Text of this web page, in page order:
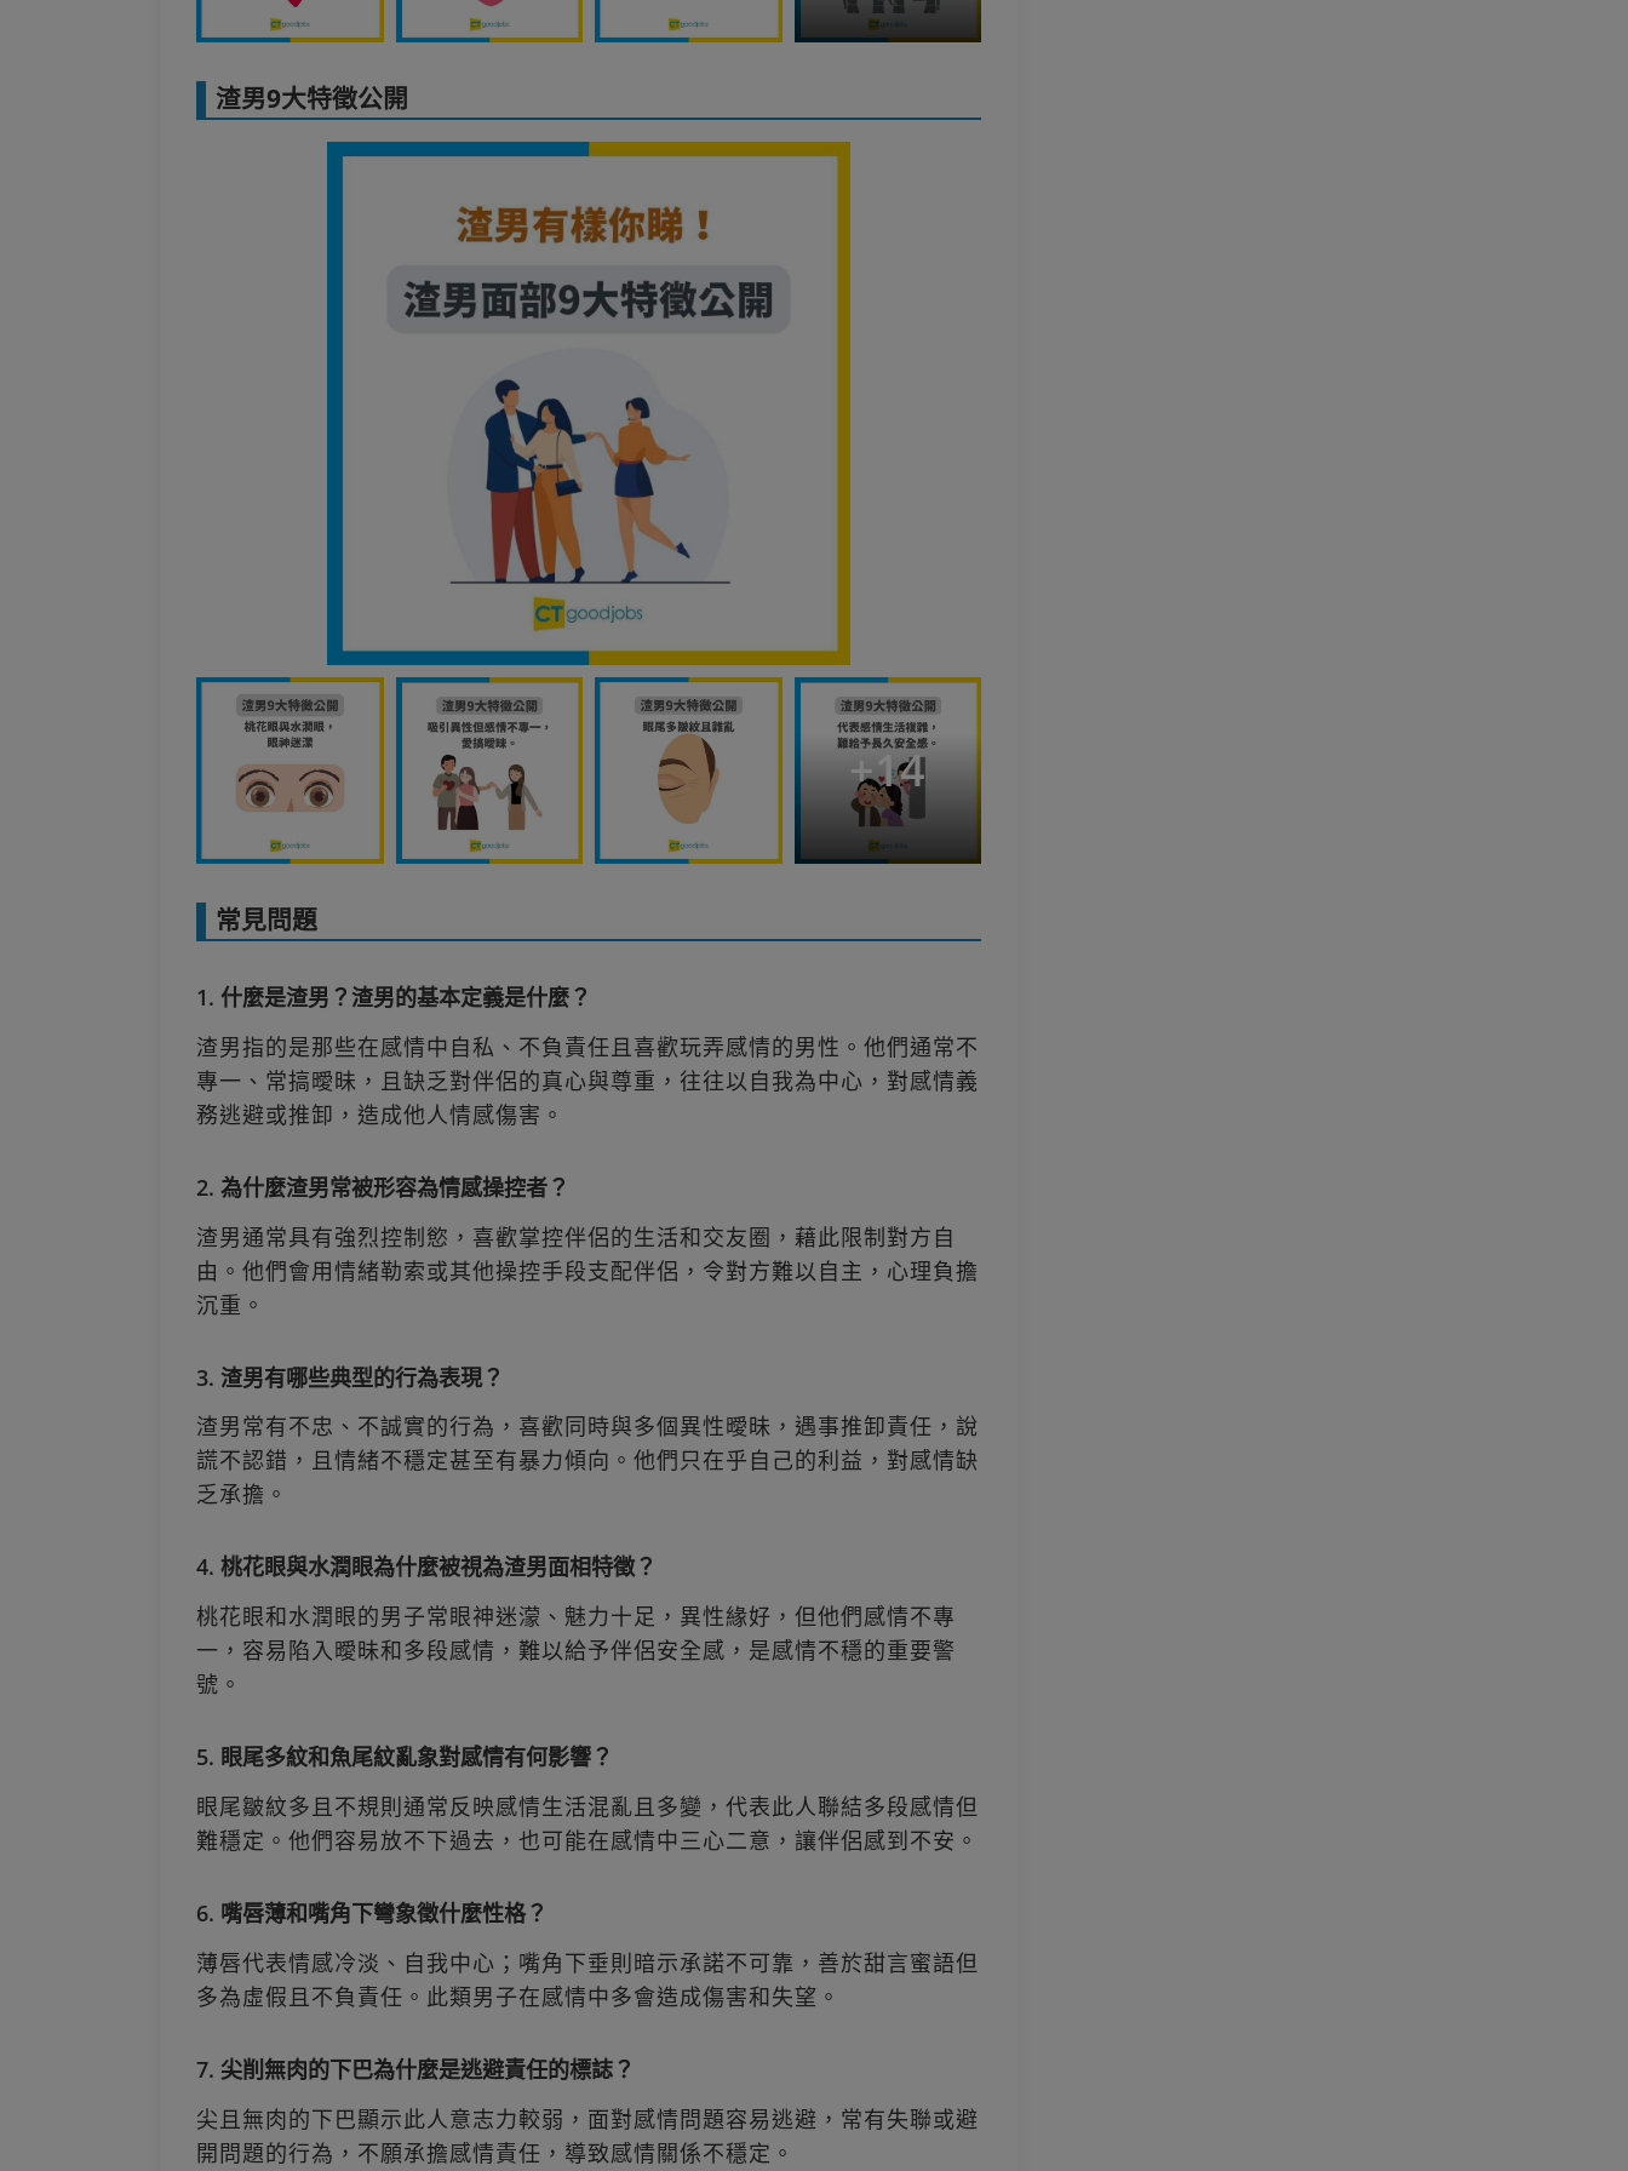
渣男9大特徵公開
+14
常見問題
1. 什麼是渣男？渣男的基本定義是什麼？
渣男指的是那些在感情中自私、不負責任且喜歡玩弄感情的男性。他們通常不
專一、常搞曖昧，且缺乏對伴侶的真心與尊重，往往以自我為中心，對感情義
務逃避或推卸，造成他人情感傷害。
2. 為什麼渣男常被形容為情感操控者？
渣男通常具有強烈控制慾，喜歡掌控伴侶的生活和交友圈，藉此限制對方自
由。他們會用情緒勒索或其他操控手段支配伴侶，令對方難以自主，心理負擔
沉重。
3. 渣男有哪些典型的行為表現？
渣男常有不忠、不誠實的行為，喜歡同時與多個異性曖昧，遇事推卸責任，說
謊不認錯，且情緒不穩定甚至有暴力傾向。他們只在乎自己的利益，對感情缺
乏承擔。
4. 桃花眼與水潤眼為什麼被視為渣男面相特徵？
桃花眼和水潤眼的男子常眼神迷濛、魅力十足，異性緣好，但他們感情不專
一，容易陷入曖昧和多段感情，難以給予伴侶安全感，是感情不穩的重要警
號。
5. 眼尾多紋和魚尾紋亂象對感情有何影響？
眼尾皺紋多且不規則通常反映感情生活混亂且多變，代表此人聯結多段感情但
難穩定。他們容易放不下過去，也可能在感情中三心二意，讓伴侶感到不安。
6. 嘴唇薄和嘴角下彎象徵什麼性格？
薄唇代表情感冷淡、自我中心；嘴角下垂則暗示承諾不可靠，善於甜言蜜語但
多為虛假且不負責任。此類男子在感情中多會造成傷害和失望。
7. 尖削無肉的下巴為什麼是逃避責任的標誌？
尖且無肉的下巴顯示此人意志力較弱，面對感情問題容易逃避，常有失聯或避
開問題的行為，不願承擔感情責任，導致感情關係不穩定。